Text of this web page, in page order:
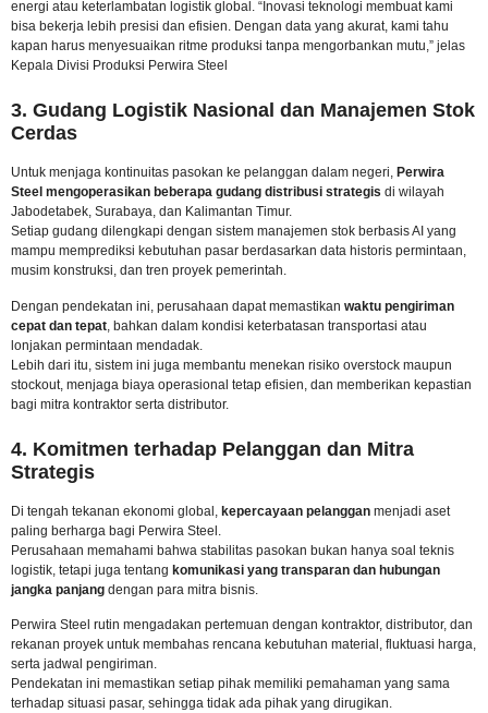
energi atau keterlambatan logistik global. “Inovasi teknologi membuat kami
bisa bekerja lebih presisi dan efisien. Dengan data yang akurat, kami tahu
kapan harus menyesuaikan ritme produksi tanpa mengorbankan mutu,” jelas
Kepala Divisi Produksi Perwira Steel
3. Gudang Logistik Nasional dan Manajemen Stok
Cerdas
Untuk menjaga kontinuitas pasokan ke pelanggan dalam negeri, Perwira
Steel mengoperasikan beberapa gudang distribusi strategis di wilayah
Jabodetabek, Surabaya, dan Kalimantan Timur.
Setiap gudang dilengkapi dengan sistem manajemen stok berbasis AI yang
mampu memprediksi kebutuhan pasar berdasarkan data historis permintaan,
musim konstruksi, dan tren proyek pemerintah.
Dengan pendekatan ini, perusahaan dapat memastikan waktu pengiriman
cepat dan tepat , bahkan dalam kondisi keterbatasan transportasi atau
lonjakan permintaan mendadak.
Lebih dari itu, sistem ini juga membantu menekan risiko overstock maupun
stockout, menjaga biaya operasional tetap efisien, dan memberikan kepastian
bagi mitra kontraktor serta distributor.
4. Komitmen terhadap Pelanggan dan Mitra
Strategis
Di tengah tekanan ekonomi global, kepercayaan pelanggan menjadi aset
paling berharga bagi Perwira Steel.
Perusahaan memahami bahwa stabilitas pasokan bukan hanya soal teknis
logistik, tetapi juga tentang komunikasi yang transparan dan hubungan
jangka panjang dengan para mitra bisnis.
Perwira Steel rutin mengadakan pertemuan dengan kontraktor, distributor, dan
rekanan proyek untuk membahas rencana kebutuhan material, fluktuasi harga,
serta jadwal pengiriman.
Pendekatan ini memastikan setiap pihak memiliki pemahaman yang sama
terhadap situasi pasar, sehingga tidak ada pihak yang dirugikan.